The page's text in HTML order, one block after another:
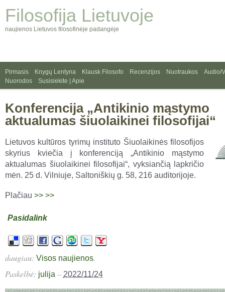
Filosofija Lietuvoje
naujienos Lietuvos filosofinėje padangėje
Pirmasis Knygų Lentyna Klausk Filosofo Recenzijos Nuotraukos
Audio/
Nuorodos
Susisiekite | Apie
Konferencija „Antikinio mąstymo
aktualumas šiuolaikinei filosofijai“
Lietuvos kultūros tyrimų instituto Šiuolaikinės filosofijos
skyrius kviečia į konferenciją „Antikinio mąstymo
aktualumas šiuolaikinei filosofijai“, vyksiančią lapkričio
mėn. 25 d. Vilniuje, Saltoniškių g. 58, 216 auditorijoje.
Plačiau >> >>
Pasidalink
daugiau: Visos naujienos.
Paskelbė: julija – 2022/11/24